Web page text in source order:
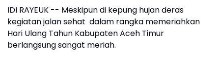
IDI RAYEUK -- Meskipun di kepung hujan deras
kegiatan jalan sehat dalam rangka memeriahkan
Hari Ulang Tahun Kabupaten Aceh Timur
berlangsung sangat meriah.